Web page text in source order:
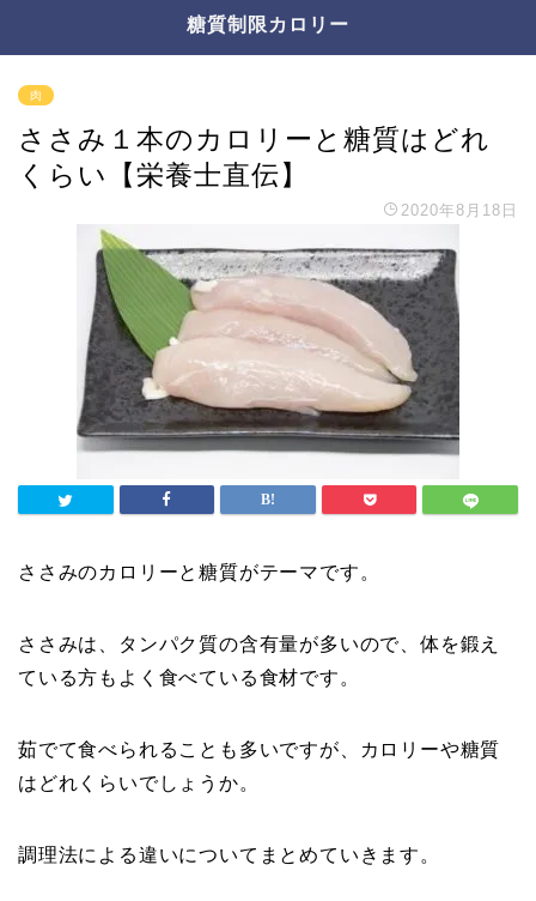
糖質制限カロリー
肉
ささみ１本のカロリーと糖質はどれ
くらい【栄養士直伝】
2020年8月18日
ささみのカロリーと糖質がテーマです。
ささみは、タンパク質の含有量が多いので、体を鍛え
ている方もよく食べている食材です。
茹でて食べられることも多いですが、カロリーや糖質
はどれくらいでしょうか。
調理法による違いについてまとめていきます。